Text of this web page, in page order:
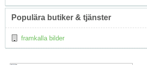
Populära butiker & tjänster
framkalla bilder